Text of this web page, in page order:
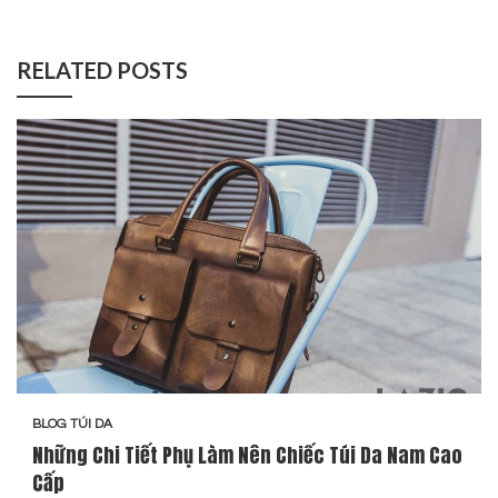
RELATED POSTS
BLOG TÚI DA
Những Chi Tiết Phụ Làm Nên Chiếc Túi Da Nam Cao
Cấp